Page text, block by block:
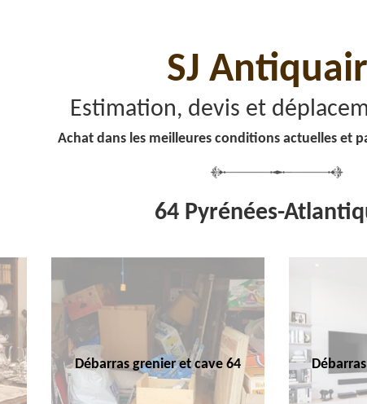
SJ
Estimation, devis et
Achat dans les meilleures conditions actuelles et
64 Pyrénées-
Débarras grenier et cave 64